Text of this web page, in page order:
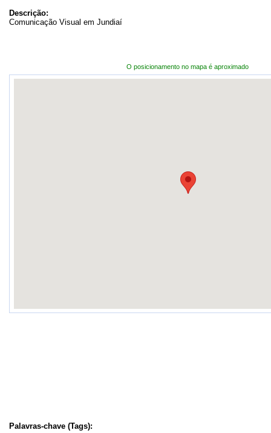
Descrição:
Comunicação Visual em Jundiaí
O posicionamento no mapa é aproximado
Palavras-chave (Tags):